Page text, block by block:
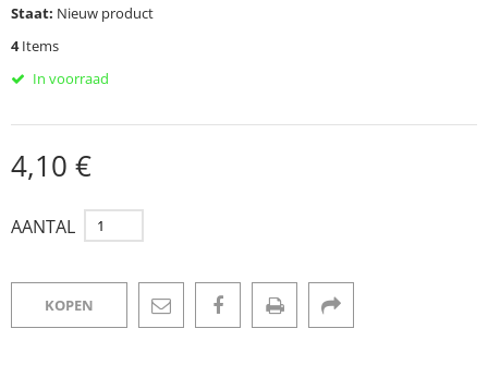
Staat: Nieuw product
4 Items
In voorraad
4,10 €
AANTAL
KOPEN